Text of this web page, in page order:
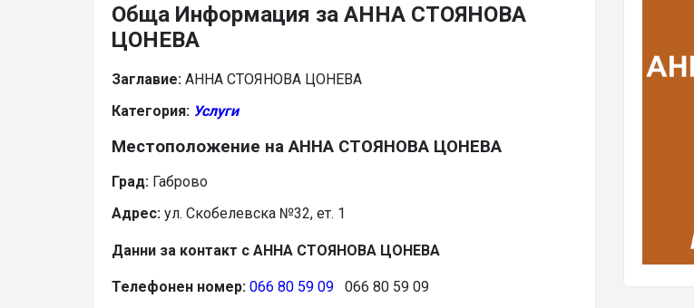
Обща Информация за АННА СТОЯНОВА
ЦОНЕВА
Заглавие: АННА СТОЯНОВА ЦОНЕВА
Категория: Услуги
Местоположение на АННА СТОЯНОВА ЦОНЕВА
Град: Габрово
Адрес: ул. Скобелевска №32, ет. 1
Данни за контакт с АННА СТОЯНОВА ЦОНЕВА
Телефонен номер: 066 80 59 09 066 80 59 09